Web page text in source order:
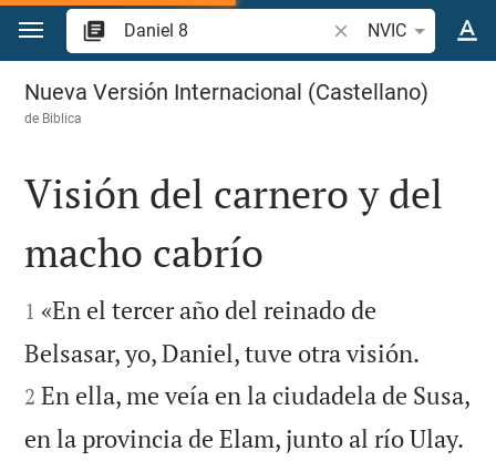
Ir a un contenido
Buscar versículo
NVIC
Daniel 8
Nueva Versión Internacional (Castellano)
de Biblica

Visión del carnero y del
macho cabrío

1 «En el tercer año del reinado de
Belsasar, yo, Daniel, tuve otra visión.
2 En ella, me veía en la ciudadela de Susa,
en la provincia de Elam, junto al río Ulay.